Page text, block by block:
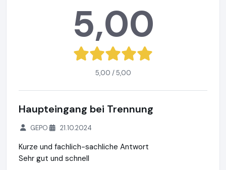
5,00
5,00 / 5,00
Haupteingang bei Trennung
GEPO 21.10.2024
Kurze und fachlich-sachliche Antwort
Sehr gut und schnell